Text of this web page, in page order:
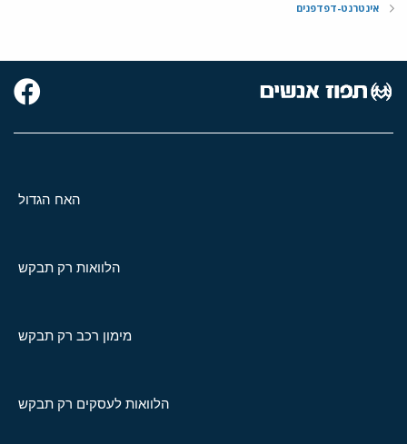
אינטרנט-דפדפנים
האח הגדול
הלוואות רק תבקש
מימון רכב רק תבקש
הלוואות לעסקים רק תבקש